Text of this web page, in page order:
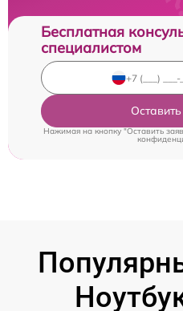
Бесплатная
специалистом
Нажимая на кнопку "Оставить